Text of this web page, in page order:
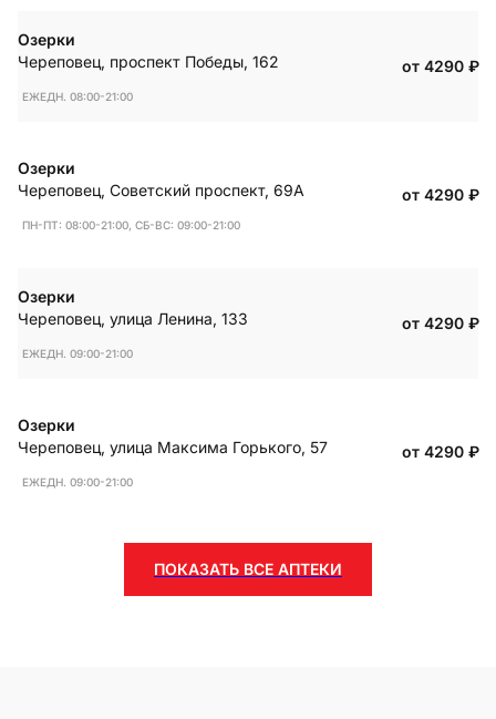
Озерки
Череповец, проспект Победы, 162
ЕЖЕДН. 08:00-21:00
от 4290 ₽
Озерки
Череповец, Советский проспект, 69А
ПН-ПТ: 08:00-21:00, СБ-ВС: 09:00-21:00
от 4290 ₽
Озерки
Череповец, улица Ленина, 133
ЕЖЕДН. 09:00-21:00
от 4290 ₽
Озерки
Череповец, улица Максима Горького, 57
ЕЖЕДН. 09:00-21:00
от 4290 ₽
ПОКАЗАТЬ ВСЕ АПТЕКИ